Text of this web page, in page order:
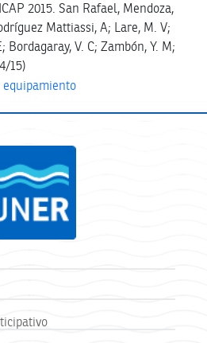
2015. San Rafael, Mendoza,
Mattiassi, A; Lare, M. V;
Bordagaray, V. C; Zambón, Y. M;
15)
equipamiento